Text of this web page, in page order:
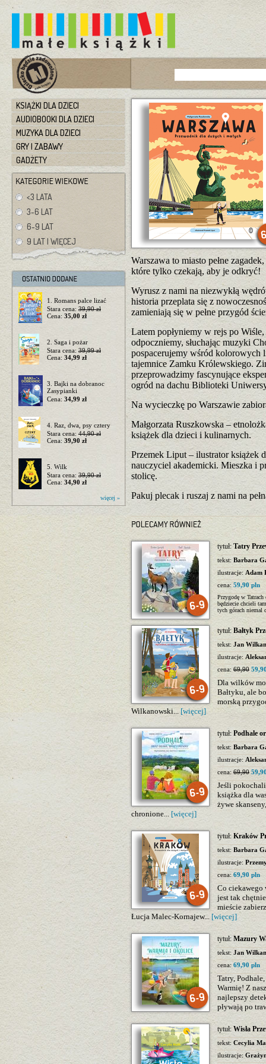
KSIĄŻKI DLA DZIECI
AUDIOBOOKI DLA DZIECI
MUZYKA DLA DZIECI
GRY I ZABAWY
GADŻETY
<3 LATA
3-6 LAT
6-9 LAT
9 LAT I WIĘCEJ
1. Romans palce lizać
Stara cena: 39,90 zł
Cena: 35,00 zł
2. Saga i pożar
Stara cena: 39,99 zł
Cena: 34,99 zł
3. Bajki na dobranoc
Zasypianki
Cena: 34,99 zł
4. Raz, dwa, psy cztery
Stara cena: 44,90 zł
Cena: 39,90 zł
5. Wilk
Stara cena: 39,90 zł
Cena: 34,90 zł
więcej »
Warszawa to miasto pełne
które tylko czekają, aby je odkryć!
Wyrusz z nami na niezwykłą
historia przeplata się z
zamieniają się w pełne przygód
Latem popłyniemy w rejs po
odpoczniemy, słuchając muzyki
pospacerujemy wśród
tajemnice Zamku Królewskiego.
przeprowadzimy fascynujące
ogród na dachu Biblioteki
Na wycieczkę po Warszawie
Małgorzata Ruszkowska –
książek dla dzieci i kulinarnych.
Przemek Liput – ilustrator książek
nauczyciel akademicki. Mieszka i
stolicę.
Pakuj plecak i ruszaj z nami na
tytuł: Tatry
tekst: Barbara
ilustracje: Adam
cena: 59,90 pln
Przygodę w Tatrach
będziecie chcieli
tych górach niemal
tytuł: Bałtyk
tekst: Jan
ilustracje:
cena: 69,90
Dla wilków
Bałtyku, ale
morską
Wilkanowski... [więcej]
tytuł: Podhale
tekst: Barbara
ilustracje:
cena: 69,90
Jeśli
książka dla
żywe
chronione... [więcej]
tytuł: Kraków
tekst: Barbara
ilustracje:
cena:69,90 pln
Co ciekawego
jest tak
mieście
Łucja Malec-Kornajew... [więcej]
tytuł: Mazury
tekst: Jan
cena: 69,90 pln
Tatry,
Warmię! Z
najlepszy
pływają po
tytuł: Wisła
tekst: Cecylia
ilustracje: